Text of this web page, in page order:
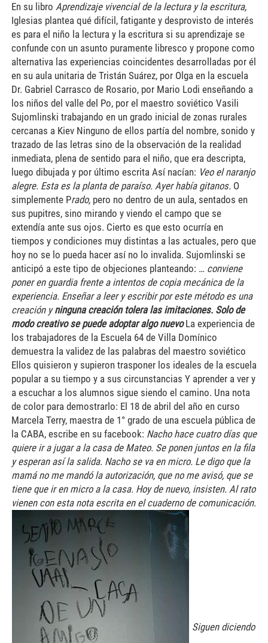
En su libro Aprendizaje vivencial de la lectura y la escritura,
Iglesias plantea qué difícil, fatigante y desprovisto de interés
es para el niño la lectura y la escritura si su aprendizaje se
confunde con un asunto puramente libresco y propone como
alternativa las experiencias coincidentes desarrolladas por él
en su aula unitaria de Tristán Suárez, por Olga en la escuela
Dr. Gabriel Carrasco de Rosario, por Mario Lodi enseñando a
los niños del valle del Po, por el maestro soviético Vasili
Sujomlinski trabajando en un grado inicial de zonas rurales
cercanas a Kiev Ninguno de ellos partía del nombre, sonido y
trazado de las letras sino de la observación de la realidad
inmediata, plena de sentido para el niño, que era descripta,
luego dibujada y por último escrita Así nacían: Veo el naranjo
alegre. Esta es la planta de paraíso. Ayer había gitanos. O
simplemente Prado, pero no dentro de un aula, sentados en
sus pupitres, sino mirando y viendo el campo que se
extendía ante sus ojos. Cierto es que esto ocurría en
tiempos y condiciones muy distintas a las actuales, pero que
hoy no se lo pueda hacer así no lo invalida. Sujomlinski se
anticipó a este tipo de objeciones planteando: … conviene
poner en guardia frente a intentos de copia mecánica de la
experiencia. Enseñar a leer y escribir por este método es una
creación yninguna creación tolera las imitaciones. Solo de
modo creativo se puede adoptar algo nuevoLa experiencia de
los trabajadores de la Escuela 64 de Villa Domínico
demuestra la validez de las palabras del maestro soviético
Ellos quisieron y supieron trasponer los ideales de la escuela
popular a su tiempo y a sus circunstancias Y aprender a ver y
a escuchar a los alumnos sigue siendo el camino. Una nota
de color para demostrarlo: El 18 de abril del año en curso
Marcela Terry, maestra de 1° grado de una escuela pública de
la CABA, escribe en su facebook: Nacho hace cuatro días que
quiere ir a jugar a la casa de Mateo. Se ponen juntos en la fila
y esperan así la salida. Nacho se va en micro. Le digo que la
mamá no me mandó la autorización, que no me avisó, que se
tiene que ir en micro a la casa. Hoy de nuevo, insisten. Al rato
vienen con esta nota escrita en el cuaderno de comunicación.
Siguen diciendo